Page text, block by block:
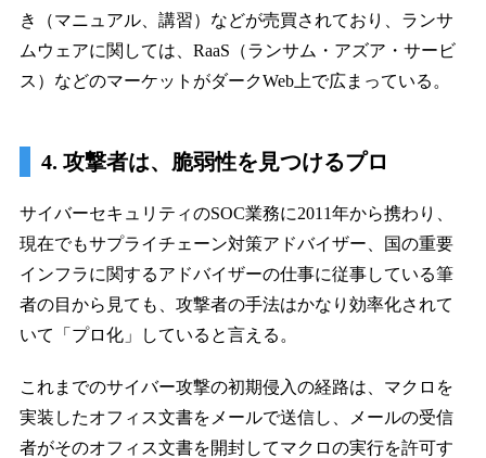
き（マニュアル、講習）などが売買されており、ランサ
ムウェアに関しては、RaaS（ランサム・アズア・サービ
ス）などのマーケットがダークWeb上で広まっている。
4. 攻撃者は、脆弱性を見つけるプロ
サイバーセキュリティのSOC業務に2011年から携わり、
現在でもサプライチェーン対策アドバイザー、国の重要
インフラに関するアドバイザーの仕事に従事している筆
者の目から見ても、攻撃者の手法はかなり効率化されて
いて「プロ化」していると言える。
これまでのサイバー攻撃の初期侵入の経路は、マクロを
実装したオフィス文書をメールで送信し、メールの受信
者がそのオフィス文書を開封してマクロの実行を許可す